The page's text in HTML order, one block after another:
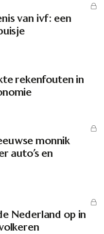
van ivf: een
rekenfouten in
monnik
auto’s en
Nederland op in